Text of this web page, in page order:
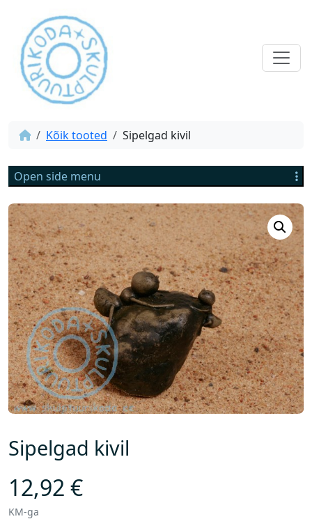
Kõik tooted Sipelgad kivil
Open side menu
Sipelgad kivil
12,92 €
KM-ga